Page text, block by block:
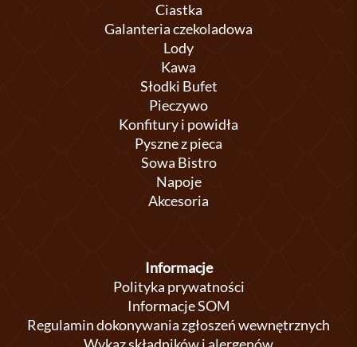
Ciastka
Galanteria czekoladowa
Lody
Kawa
Słodki Bufet
Pieczywo
Konfitury i powidła
Pyszne z pieca
Sowa Bistro
Napoje
Akcesoria
Informacje
Polityka prywatności
Informacje SOM
Regulamin dokonywania zgłoszeń wewnętrznych